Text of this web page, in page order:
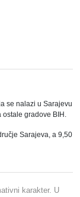
se nalazi u Sarajevu
ostale gradove BIH.
Sarajeva, a 9,50
karakter. U